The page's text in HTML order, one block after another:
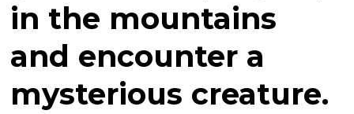
in the mountains
and encounter a
mysterious creature.